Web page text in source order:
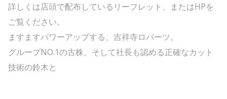
詳しくは店頭で配布しているリーフレット、またはHPを
ご覧ください。
ますますパワーアップする、吉祥寺ロバーツ。
グループNO.1の古株。そして社長も認める正確なカット
技術の鈴木と